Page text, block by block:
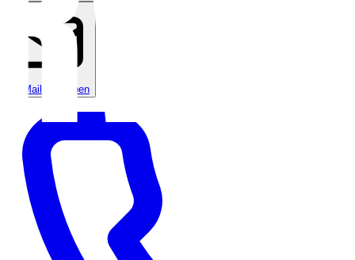
E-Mail schreiben